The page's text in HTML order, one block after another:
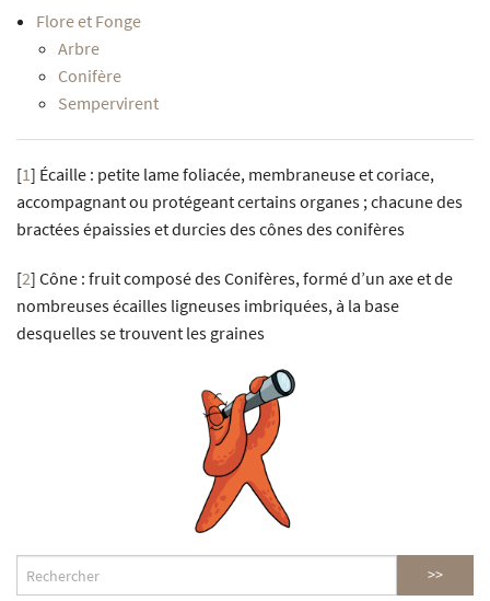
Flore et Fonge
Arbre
Conifère
Sempervirent
[1] Écaille : petite lame foliacée, membraneuse et coriace,
accompagnant ou protégeant certains organes ; chacune des
bractées épaissies et durcies des cônes des conifères
[2] Cône : fruit composé des Conifères, formé d’un axe et de
nombreuses écailles ligneuses imbriquées, à la base
desquelles se trouvent les graines